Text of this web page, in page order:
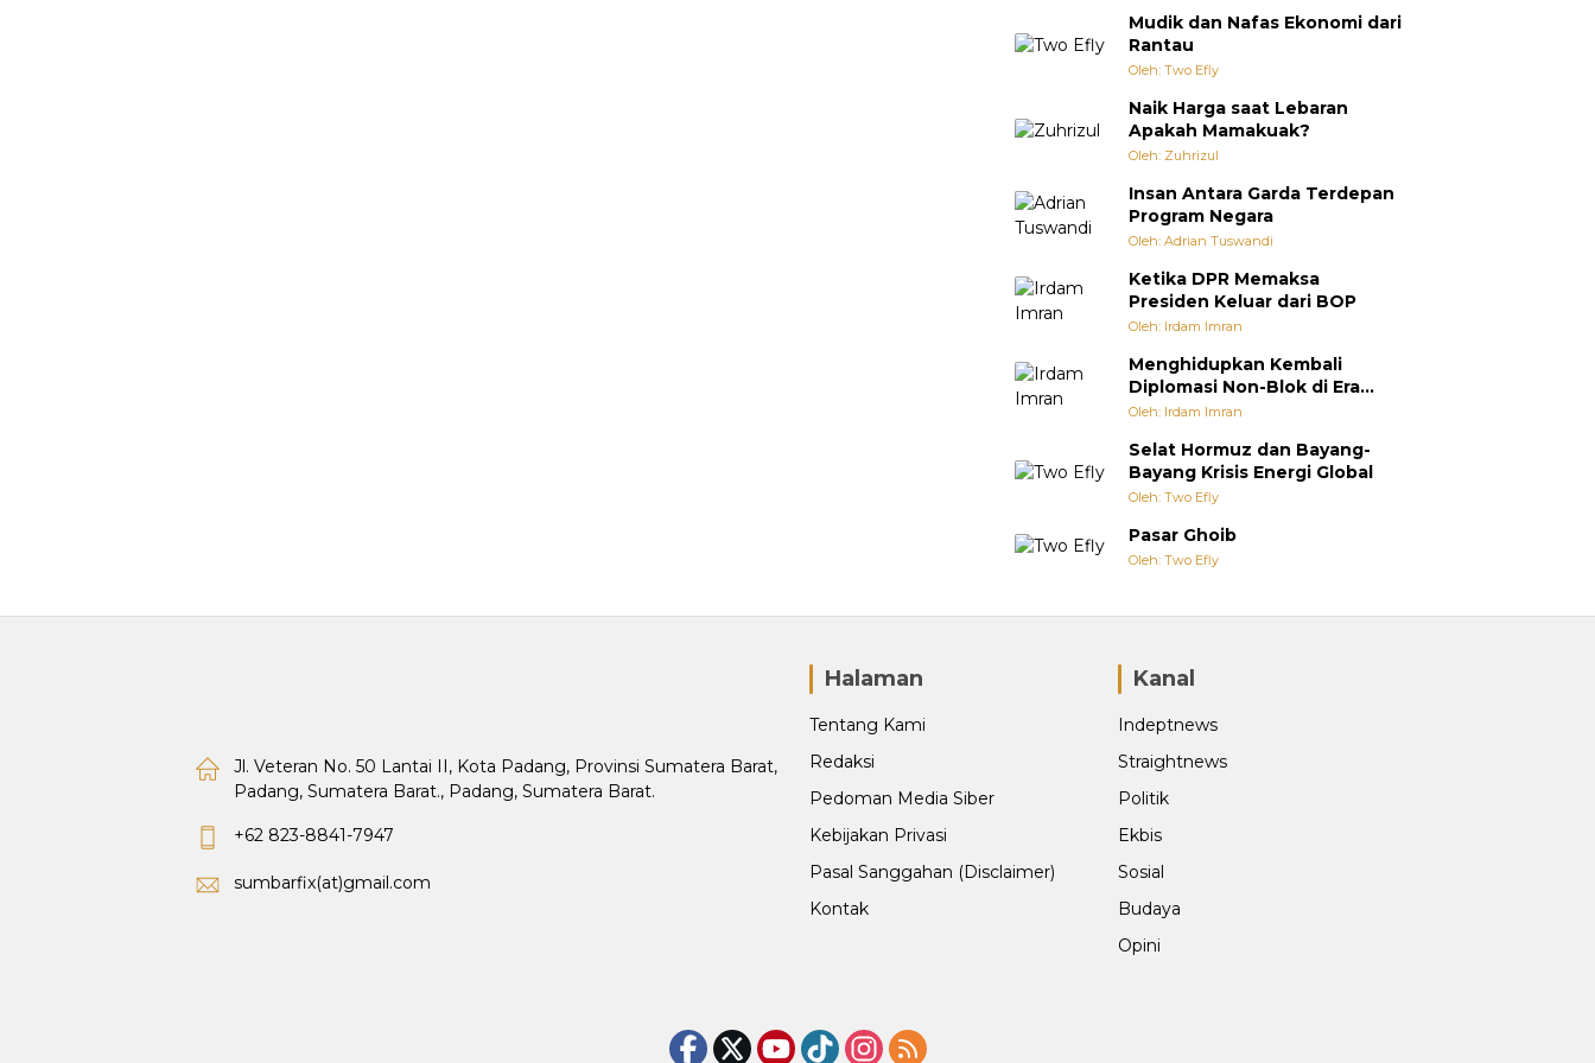
Mudik dan Nafas Ekonomi dari
Rantau
Oleh: Two Efly
Naik Harga saat Lebaran
Apakah Mamakuak?
Oleh: Zuhrizul
Insan Antara Garda Terdepan
Program Negara
Oleh: Adrian Tuswandi
Ketika DPR Memaksa
Presiden Keluar dari BOP
Oleh: Irdam Imran
Menghidupkan Kembali
Diplomasi Non-Blok di Era
Multipolar
Oleh: Irdam Imran
Selat Hormuz dan Bayang-
Bayang Krisis Energi Global
Oleh: Two Efly
Pasar Ghoib
Oleh: Two Efly
Jl. Veteran No. 50 Lantai II, Kota Padang, Provinsi Sumatera Barat,
Padang, Sumatera Barat., Padang, Sumatera Barat.
+62 823-8841-7947
sumbarfix(at)gmail.com
Halaman
Tentang Kami
Redaksi
Pedoman Media Siber
Kebijakan Privasi
Pasal Sanggahan (Disclaimer)
Kontak
Kanal
Indeptnews
Straightnews
Politik
Ekbis
Sosial
Budaya
Opini